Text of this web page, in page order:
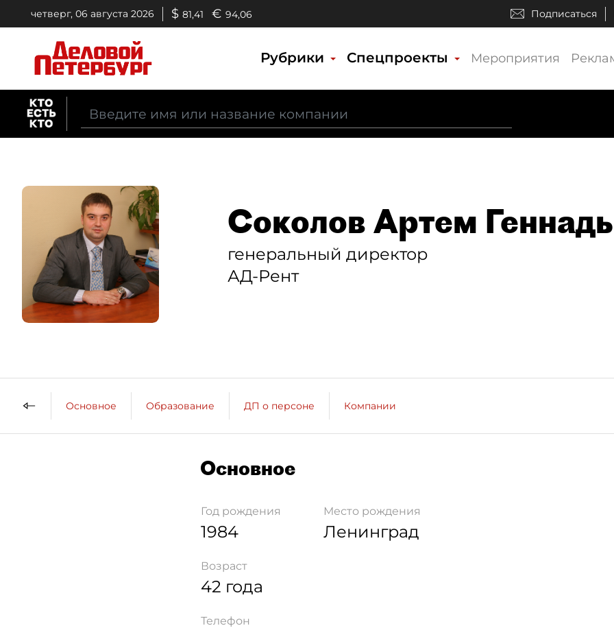
четверг, 06 августа 2026 $ 81,41 € 94,06 Подписаться
Рубрики Спецпроекты Мероприятия
Соколов Артем
генеральный директор
АД-Рент
Основное Образование ДП о персоне Компании
Основное
Год рождения
1984
Место рождения
Ленинград
Возраст
42 года
Телефон